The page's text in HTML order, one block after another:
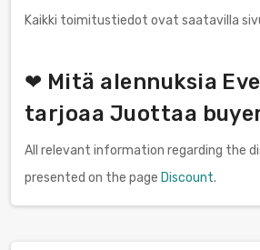
Kaikki toimitustiedot ovat saatavilla
❤ Mitä alennuksia
tarjoaa Juottaa
All relevant information regarding the
presented on the page Discount.